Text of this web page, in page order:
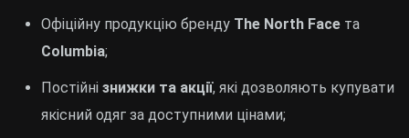
Офіційну продукцію бренду The North Face та
Columbia;
Постійні знижки та акції, які дозволяють купувати
якісний одяг за доступними цінами;